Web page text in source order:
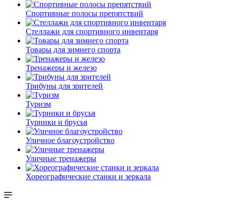
Спортивные полосы препятствий
Стеллажи для спортивного инвентаря
Товары для зимнего спорта
Тренажеры и железо
Трибуны для зрителей
Туризм
Турники и брусья
Уличное благоустройство
Уличные тренажеры
Хореографические станки и зеркала